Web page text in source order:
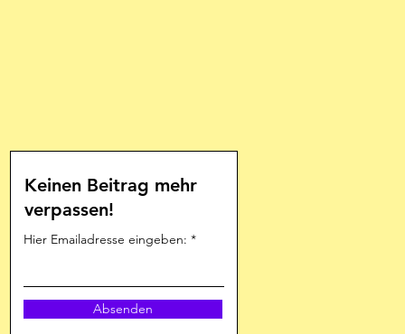
Keinen Beitrag mehr
verpassen!
Hier Emailadresse eingeben:
Absenden